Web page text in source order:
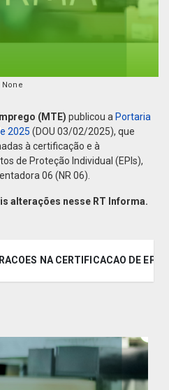
None
(MTE) publicou a Portaria
2025 (DOU 03/02/2025), que
à certificação e à
de Proteção Individual (EPIs),
06 (NR 06).
alterações nesse RT Informa.
NA CERTIFICACAO DE